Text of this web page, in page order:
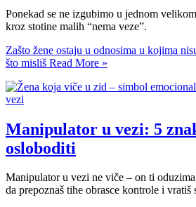
Ponekad se ne izgubimo u jednom
kroz stotine malih “nema veze”.
Zašto žene ostaju u odnosima u kojima
što misliš Read More »
Manipulator u vezi: 5
osloboditi
Manipulator u vezi ne viče – on ti
da prepoznaš tihe obrasce kontrole i vratiš